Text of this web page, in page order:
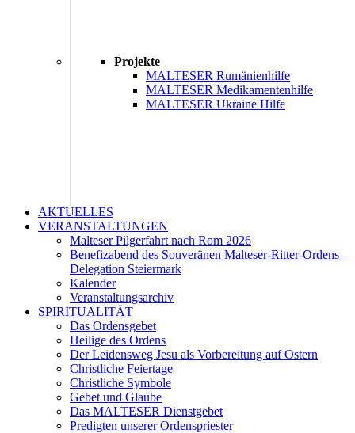
Projekte
MALTESER Rumänienhilfe
MALTESER Medikamentenhilfe
MALTESER Ukraine Hilfe
AKTUELLES
VERANSTALTUNGEN
Malteser Pilgerfahrt nach Rom 2026
Benefizabend des Souveränen Malteser-Ritter-Ordens –
Delegation Steiermark
Kalender
Veranstaltungsarchiv
SPIRITUALITÄT
Das Ordensgebet
Heilige des Ordens
Der Leidensweg Jesu als Vorbereitung auf Ostern
Christliche Feiertage
Christliche Symbole
Gebet und Glaube
Das MALTESER Dienstgebet
Predigten unserer Ordenspriester